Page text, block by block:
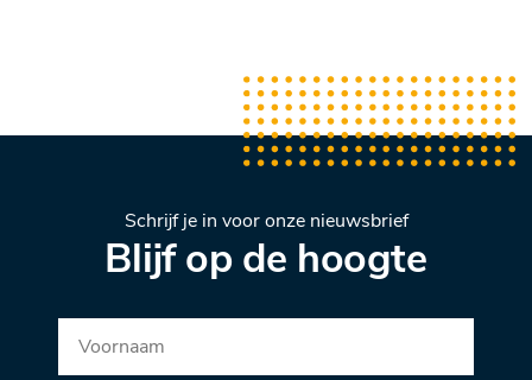
Schrijf je in voor onze nieuwsbrief
Blijf op de hoogte